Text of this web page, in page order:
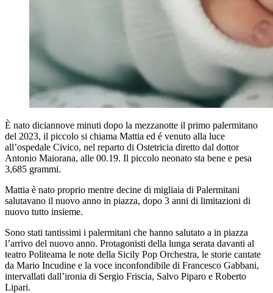
È nato diciannove minuti dopo la mezzanotte il primo palermitano
del 2023, il piccolo si chiama Mattia ed é venuto alla luce
all’ospedale Civico, nel reparto di Ostetricia diretto dal dottor
Antonio Maiorana, alle 00.19. Il piccolo neonato sta bene e pesa
3,685 grammi.
Mattia è nato proprio mentre decine di migliaia di Palermitani
salutavano il nuovo anno in piazza, dopo 3 anni di limitazioni di
nuovo tutto insieme.
Sono stati tantissimi i palermitani che hanno salutato a in piazza
l’arrivo del nuovo anno. Protagonisti della lunga serata davanti al
teatro Politeama le note della Sicily Pop Orchestra, le storie cantate
da Mario Incudine e la voce inconfondibile di Francesco Gabbani,
intervallati dall’ironia di Sergio Friscia, Salvo Piparo e Roberto
Lipari.